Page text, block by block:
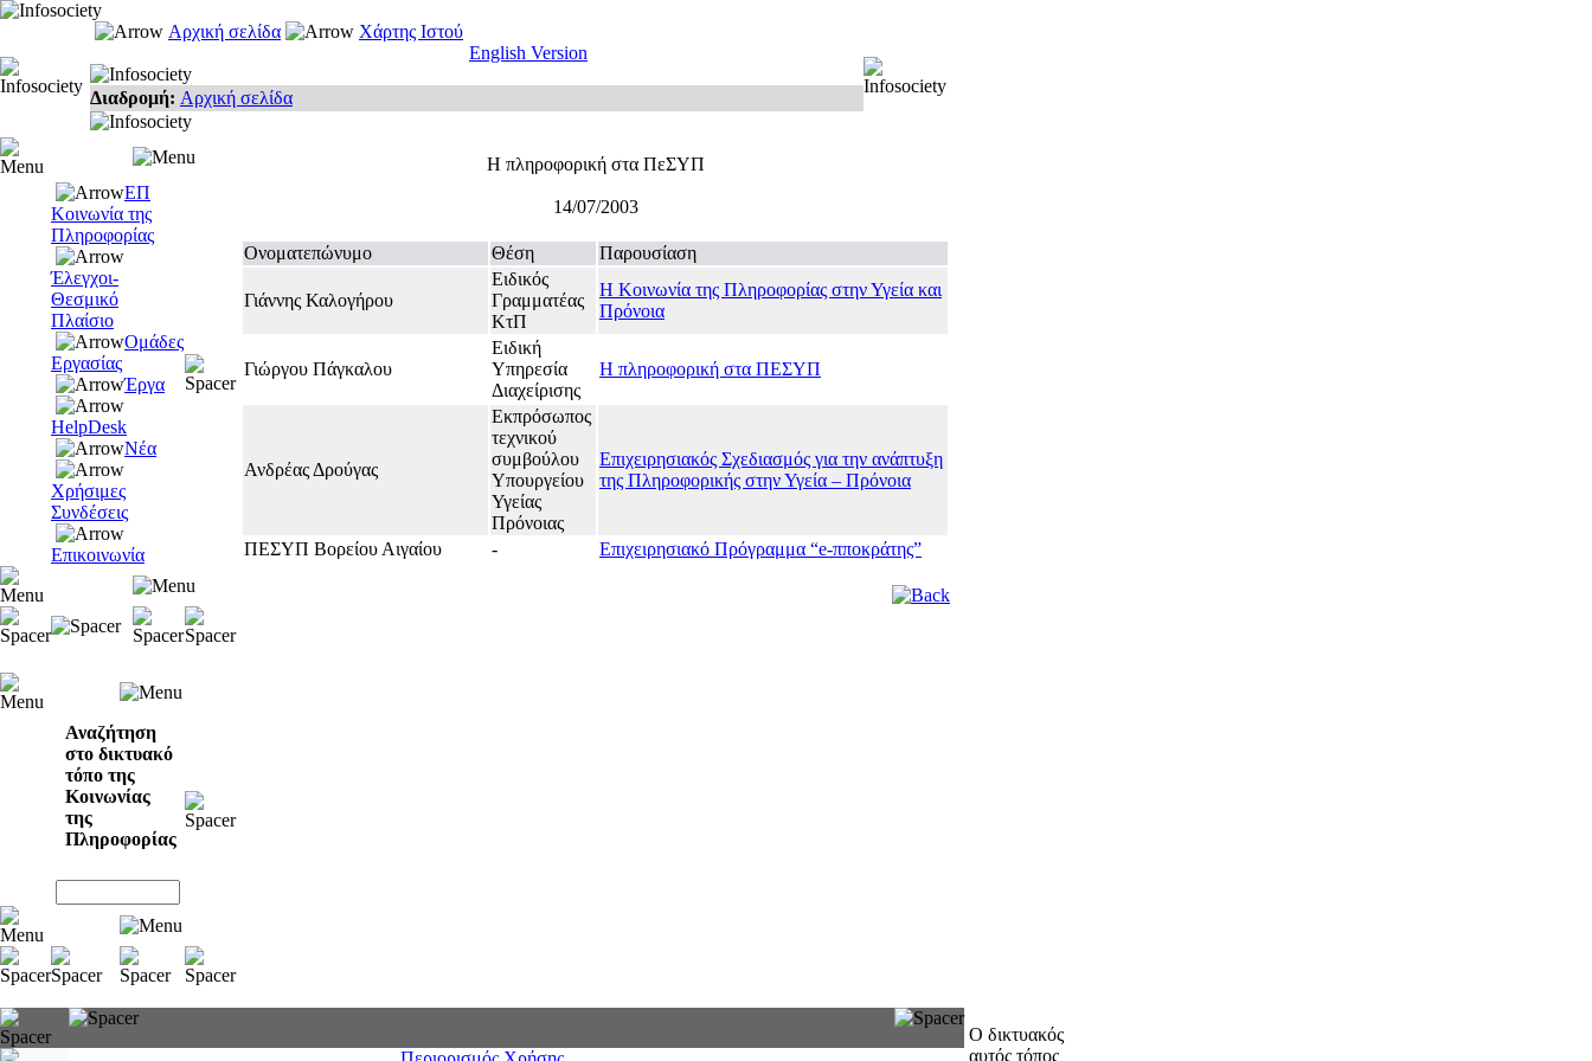
Αρχική σελίδα
Χάρτης Ιστού
English Version
Διαδρομή: Αρχική σελίδα
ΕΠ
Κοινωνία της
Πληροφορίας
Έλεγχοι-
Θεσμικό
Πλαίσιο
Ομάδες
Εργασίας
Έργα
HelpDesk
Νέα
Χρήσιμες
Συνδέσεις
Επικοινωνία
Αναζήτηση
στο δικτυακό
τόπο της
Κοινωνίας
της
Πληροφορίας
Η πληροφορική στα ΠεΣΥΠ
14/07/2003
Ονοματεπώνυμο Θέση Παρουσίαση
Γιάννης Καλογήρου
Ειδικός
Γραμματέας
ΚτΠ
Η Κοινωνία της Πληροφορίας στην Υγεία και
Πρόνοια
Γιώργου Πάγκαλου
Ειδική
Υπηρεσία
Διαχείρισης
Η πληροφορική στα ΠΕΣΥΠ
Ανδρέας Δρούγας
Εκπρόσωπος
τεχνικού
συμβούλου
Υπουργείου
Υγείας
Πρόνοιας
Επιχειρησιακός Σχεδιασμός για την ανάπτυξη
της Πληροφορικής στην Υγεία – Πρόνοια
ΠΕΣΥΠ Βορείου Αιγαίου - Επιχειρησιακό Πρόγραμμα “e-πποκράτης”
Ο δικτυακός
αυτός τόπος